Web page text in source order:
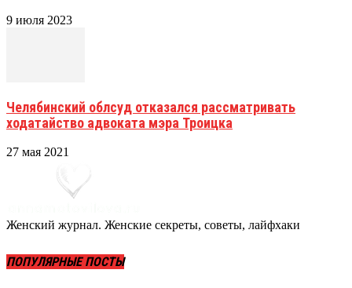
9 июля 2023
Челябинский облсуд отказался рассматривать
ходатайство адвоката мэра Троицка
27 мая 2021
Женский журнал. Женские секреты, советы, лайфхаки
ПОПУЛЯРНЫЕ ПОСТЫ